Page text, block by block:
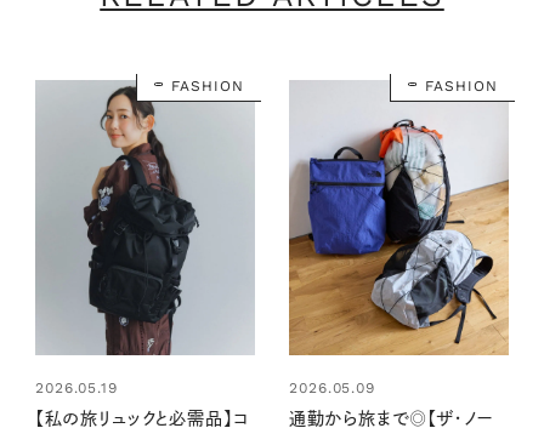
FASHION
2026.05.19
【私の旅リュックと必需品】コ
FASHION
2026.05.09
通勤から旅まで◎【ザ・ノー